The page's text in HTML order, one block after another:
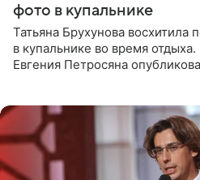
фото в купальнике
Татьяна Брухунова восхитила
в купальнике во время
Евгения Петросяна